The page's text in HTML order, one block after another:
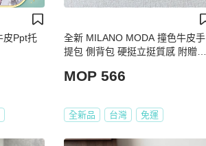
皮Ppt托
全新 MILANO MODA 撞色牛皮手
提包 側背包 硬挺立挺質感 附贈全
品
MOP 566
全新品 台灣 免運